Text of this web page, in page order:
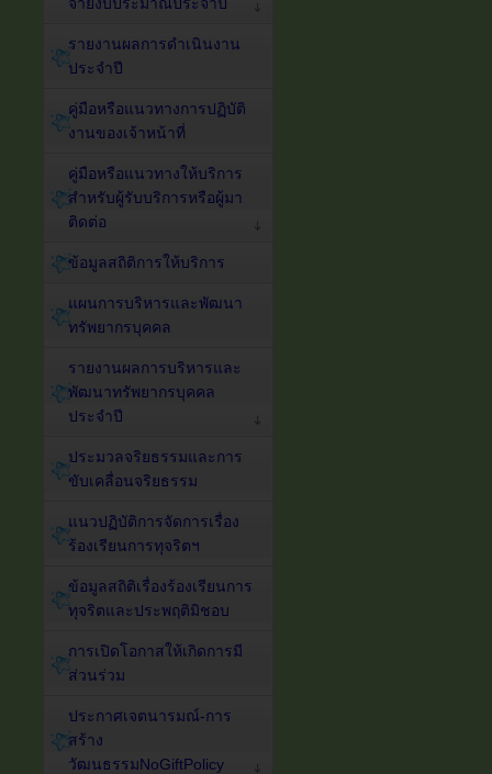
รายงานผลการดำเนินงาน
ประจำปี
คู่มือหรือแนวทางการปฏิบัติ
งานของเจ้าหน้าที่
คู่มือหรือแนวทางให้บริการ
สำหรับผู้รับบริการหรือผู้มา
ติดต่อ
ข้อมูลสถิติการให้บริการ
แผนการบริหารและพัฒนา
ทรัพยากรบุคคล
รายงานผลการบริหารและ
พัฒนาทรัพยากรบุคคล
ประจำปี
ประมวลจริยธรรมและการ
ขับเคลื่อนจริยธรรม
แนวปฏิบัติการจัดการเรื่อง
ร้องเรียนการทุจริตฯ
ข้อมูลสถิติเรื่องร้องเรียนการ
ทุจริตและประพฤติมิชอบ
การเปิดโอกาสให้เกิดการมี
ส่วนร่วม
ประกาศเจตนารมณ์-การ
สร้าง
วัฒนธรรมNoGiftPolicy